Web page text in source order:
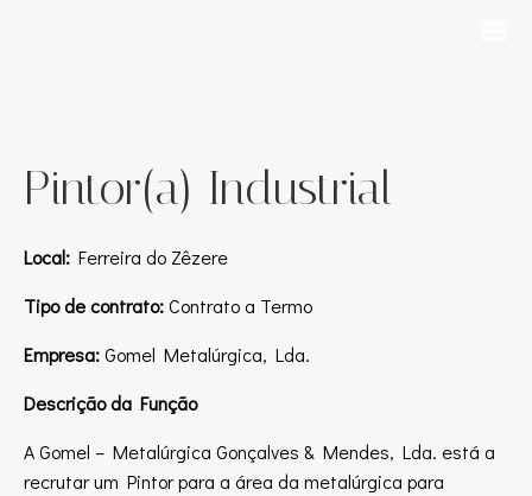
Pintor(a) Industrial
Local: Ferreira do Zêzere
Tipo de contrato:Contrato a Termo
Empresa:Gomel Metalúrgica, Lda.
Descrição da Função
A Gomel – Metalúrgica Gonçalves & Mendes, Lda. está a
recrutar um Pintor para a área da metalúrgica para